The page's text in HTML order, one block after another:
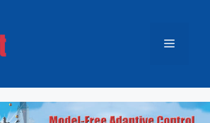
菜
单